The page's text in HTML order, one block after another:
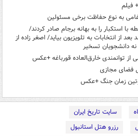
فیلم
به نوع حفاظت برخی مسئولین
با استکبار را به بهانه برجام صادر کردند/
از انتخابات به تلویزیون بیاید/ اصغر زاده از
دانشجویان تسخیر
از توانمندی خارق‌العاده قورباغه +عکس
فضای مجازی
زمان جنگ +عکس
سایت تاریخ ایران
رزرو هتل استانبول